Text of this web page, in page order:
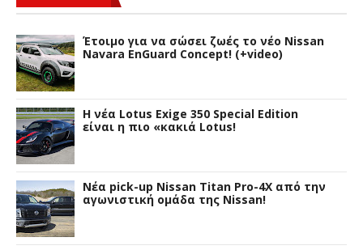
Έτοιμο για να σώσει ζωές το νέο Nissan
Navara EnGuard Concept! (+video)
H νέα Lotus Exige 350 Special Edition
είναι η πιο «κακιά Lotus!
Νέα pick-up Nissan Titan Pro-4X από την
αγωνιστική ομάδα της Nissan!